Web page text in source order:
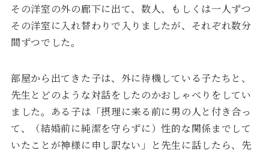
その洋室の外の廊下に出て、数人、もしくは一人ずつ
その洋室に入れ替わりで入りましたが、それぞれ数分
間ずつでした。
部屋から出てきた子は、外に待機している子たちと、
先生とどのような対話をしたのかおしゃべりをしてい
ました。ある子は「摂理に来る前に男の人と付き合っ
て、（結婚前に純潔を守らずに）性的な関係までして
いたことが神様に申し訳ない」と先生に話したら、先